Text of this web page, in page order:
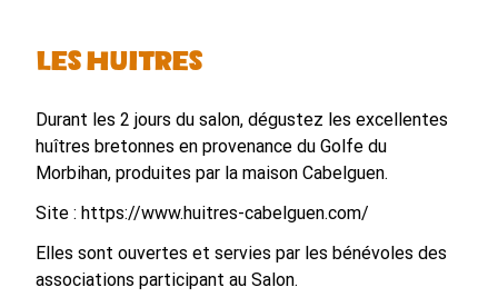
Les huîtres
Durant les 2 jours du salon, dégustez les excellentes
huîtres bretonnes en provenance du Golfe du
Morbihan, produites par la maison Cabelguen.
Site : https://www.huitres-cabelguen.com/
Elles sont ouvertes et servies par les bénévoles des
associations participant au Salon.